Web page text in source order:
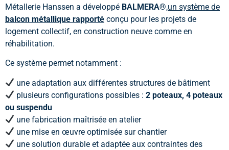
Métallerie Hanssen a développé BALMERA®,un système de
balcon métallique rapporté conçu pour les projets de
logement collectif, en construction neuve comme en
réhabilitation.
Ce système permet notamment :
une adaptation aux différentes structures de bâtiment
plusieurs configurations possibles :2 poteaux, 4 poteaux
ou suspendu
une fabrication maîtrisée en atelier
une mise en œuvre optimisée sur chantier
une solution durable et adaptée aux contraintes des